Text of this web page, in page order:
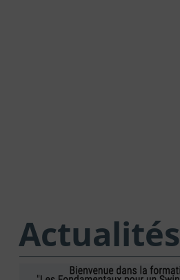
Actualités